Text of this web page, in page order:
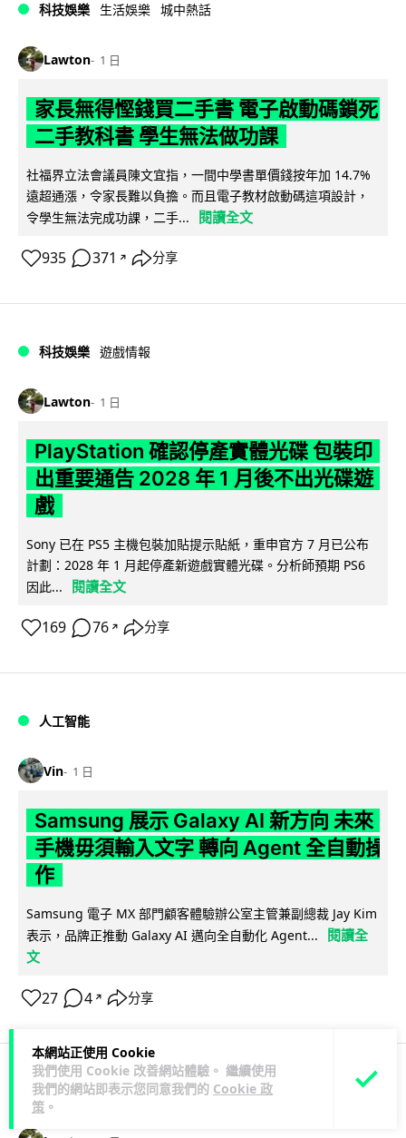
本網站正使用 Cookie
我們使用 Cookie 改善網站體驗。 繼續使用
我們的網站即表示您同意我們的 Cookie 政
策 。
科技娛樂 生活娛樂 城中熱話
Lawton 1 日
家長無得慳錢買二手書 電子啟動碼鎖死
二手教科書 學生無法做功課
社福界立法會議員陳文宜指，一間中學書單價錢按年加 14.7%
遠超通漲，令家長難以負擔。而且電子教材啟動碼這項設計，
令學生無法完成功課，二手...
閱讀全文
935 371 ↗ 分享
科技娛樂 遊戲情報
Lawton 1 日
PlayStation 確認停產實體光碟 包裝印
出重要通告 2028 年 1 月後不出光碟遊
戲
Sony 已在 PS5 主機包裝加貼提示貼紙，重申官方 7 月已公布
計劃：2028 年 1 月起停產新遊戲實體光碟。分析師預期 PS6
因此...
閱讀全文
169 76 ↗ 分享
人工智能
Vin 1 日
Samsung 展示 Galaxy AI 新方向 未來
手機毋須輸入文字 轉向 Agent 全自動操
作
Samsung 電子 MX 部門顧客體驗辦公室主管兼副總裁 Jay Kim
表示，品牌正推動 Galaxy AI 邁向全自動化 Agent...
閱讀全
文
27 4 ↗ 分享
科技娛樂 生活娛樂 城中熱話